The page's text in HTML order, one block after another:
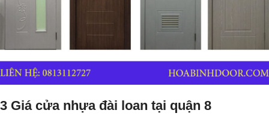
3 Giá cửa nhựa đài loan tại quận 8